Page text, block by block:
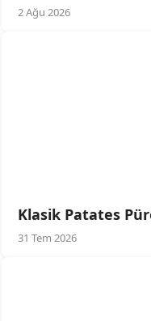
2 Ağu 2026
Klasik Patates
31 Tem 2026